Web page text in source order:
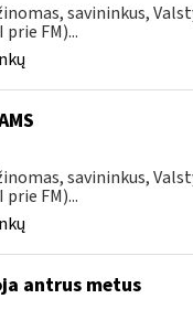
savininkus,
FM)...
savininkus,
FM)...
antrus metus